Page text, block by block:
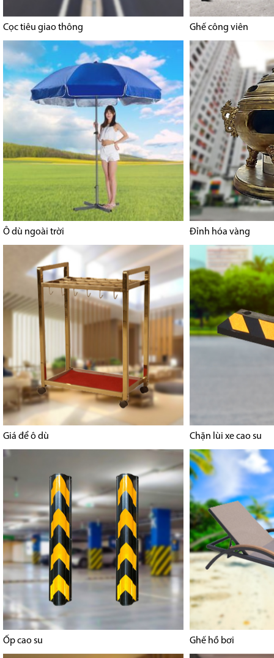
Cọc tiêu giao thông Ghế công viên
Ô dù ngoài trời Đỉnh hóa vàng
Giá để ô dù Chặn lùi xe cao su
Ốp cao su Ghế hồ bơi